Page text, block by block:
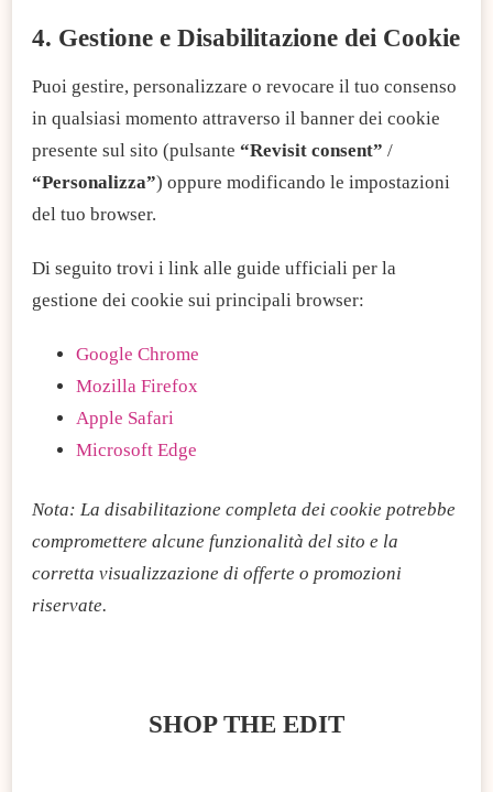
4. Gestione e Disabilitazione dei Cookie
Puoi gestire, personalizzare o revocare il tuo consenso
in qualsiasi momento attraverso il banner dei cookie
presente sul sito (pulsante “Revisit consent” /
“Personalizza”) oppure modificando le impostazioni
del tuo browser.
Di seguito trovi i link alle guide ufficiali per la
gestione dei cookie sui principali browser:
Google Chrome
Mozilla Firefox
Apple Safari
Microsoft Edge
Nota: La disabilitazione completa dei cookie potrebbe
compromettere alcune funzionalità del sito e la
corretta visualizzazione di offerte o promozioni
riservate.
SHOP THE EDIT